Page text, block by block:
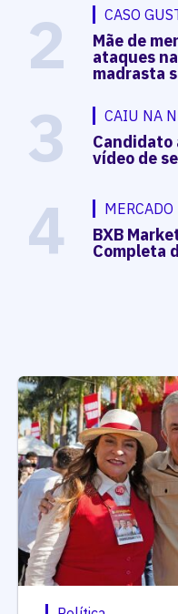
2 CASO
Mãe de
ataques
madrasta
3 CAIU NA
Candidato
vídeo de
4 BXB
Completa